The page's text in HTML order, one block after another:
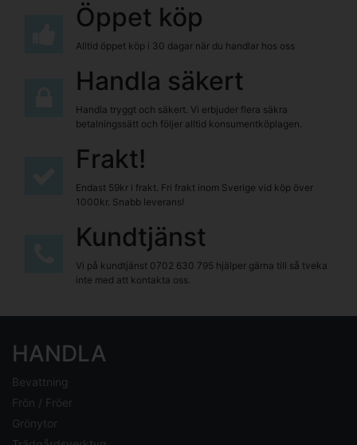
Öppet köp
Alltid öppet köp i 30 dagar när du handlar hos oss
Handla säkert
Handla tryggt och säkert. Vi erbjuder flera säkra
betalningssätt och följer alltid konsumentköplagen.
Frakt!
Endast 59kr i frakt. Fri frakt inom Sverige vid köp över
1000kr. Snabb leverans!
Kundtjänst
Vi på kundtjänst 0702 630 795 hjälper gärna till så tveka
inte med att kontakta oss.
HANDLA
Bevattning
Frön / Fröer
Grönytor